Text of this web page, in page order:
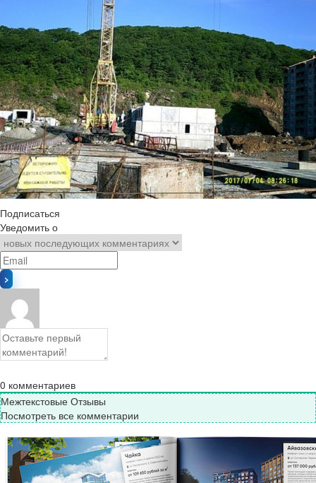
Подписаться
Уведомить о
0 комментариев
Межтекстовые Отзывы
Посмотреть все комментарии